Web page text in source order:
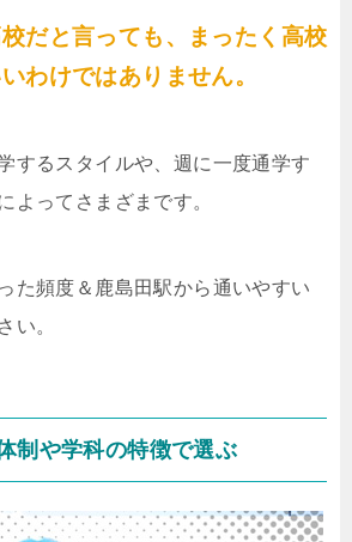
だと言っても、まったく高校
わけではありません。
するスタイルや、週に一度通学す
よってさまざまです。
た頻度＆鹿島田駅から通いやすい
い。
制や学科の特徴で選ぶ